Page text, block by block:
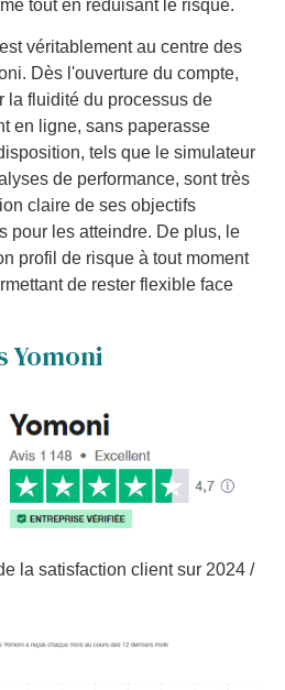
tout en réduisant le risque.
véritablement au centre des
Dès l'ouverture du compte,
la fluidité du processus de
en ligne, sans paperasse
tels que le simulateur
de performance, sont très
claire de ses objectifs
pour les atteindre. De plus, le
profil de risque à tout moment
de rester flexible face
Yomoni
la satisfaction client sur 2024 /